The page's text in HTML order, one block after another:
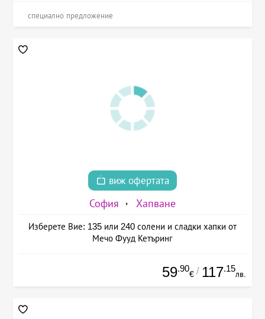
специално предложение
виж офертата
София Хапване
Изберете Вие: 135 или 240 солени и сладки хапки от
Мечо Фууд Кетъринг
59.90
€ / 117.15
лв.